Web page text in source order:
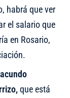
habrá que ver
el salario que
en Rosario,
que está